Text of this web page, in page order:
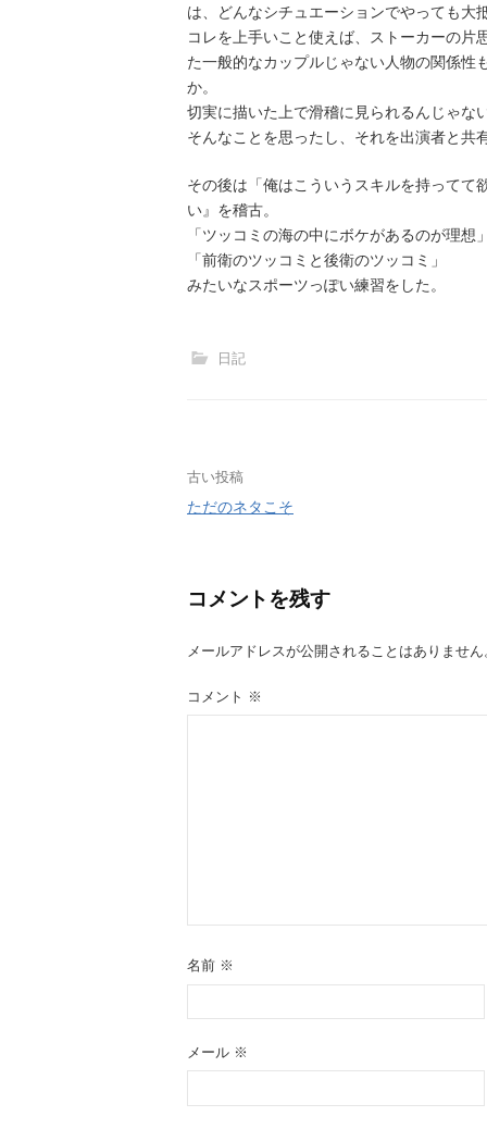
は、どんなシチュエーションでやっても大
コレを上手いこと使えば、ストーカーの
た一般的なカップルじゃない人物の関係性
か。
切実に描いた上で滑稽に見られるんじゃな
そんなことを思ったし、それを出演者と共
その後は「俺はこういうスキルを持ってて
い』を稽古。
「ツッコミの海の中にボケがあるのが理想
「前衛のツッコミと後衛のツッコミ」
みたいなスポーツっぽい練習をした。
日記
投
ビ
ゲ
ー
古い投稿
ただのネタこそ
コメントを残す
メールアドレスが公開されることはありません
コメント ※
名前 ※
メール ※